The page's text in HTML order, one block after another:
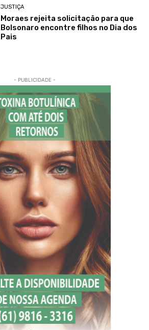
JUSTIÇA
Moraes rejeita solicitação para que
Bolsonaro encontre filhos no Dia dos
Pais
- PUBLICIDADE -